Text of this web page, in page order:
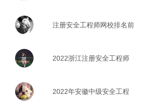
注册安全工程师网校排名前
2022浙江注册安全工程师
2022年安徽中级安全工程